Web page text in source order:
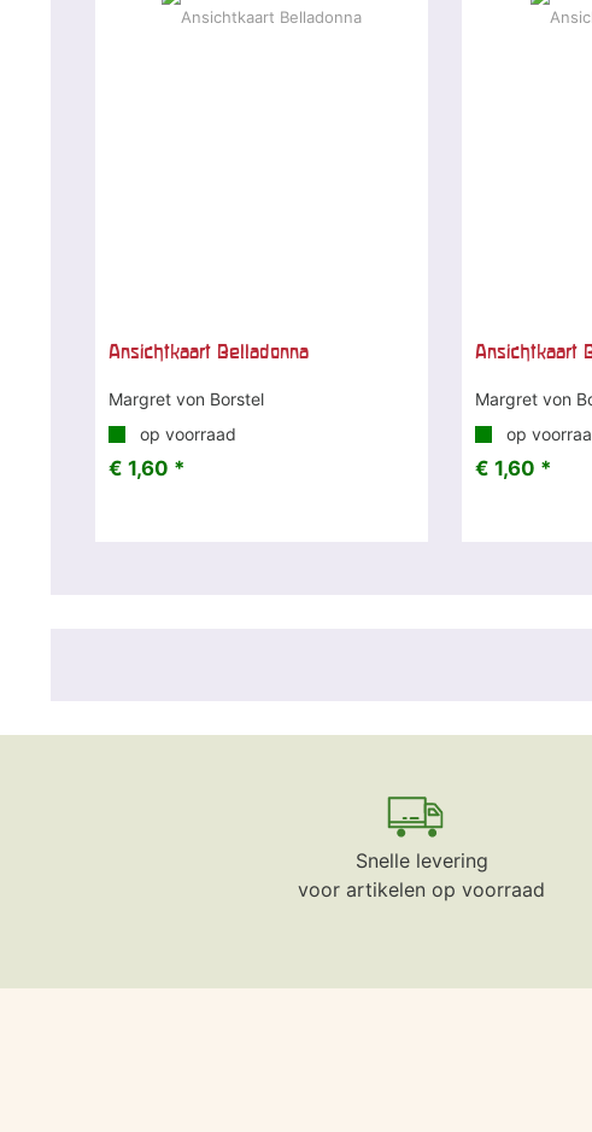
Ansichtkaart Belladonna
Margret von Borstel
op voorraad
€ 1,60 *
Ansichtkaart
Margret von
op
€ 1,60 *
Snelle levering
voor artikelen op voorraad